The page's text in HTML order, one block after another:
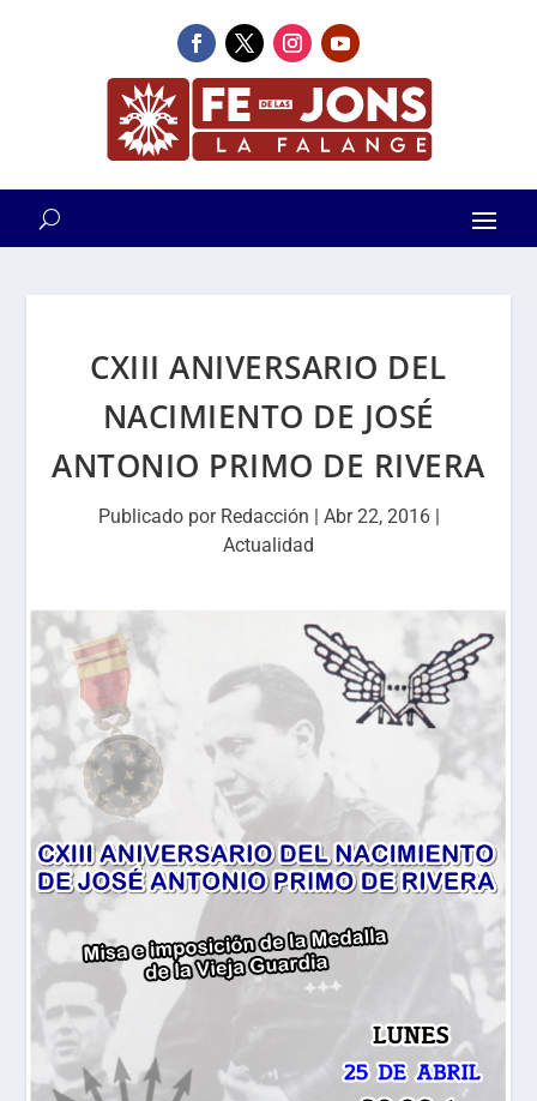
CXIII ANIVERSARIO DEL
NACIMIENTO DE JOSÉ
ANTONIO PRIMO DE RIVERA
Publicado por Redacción | Abr 22, 2016|
Actualidad